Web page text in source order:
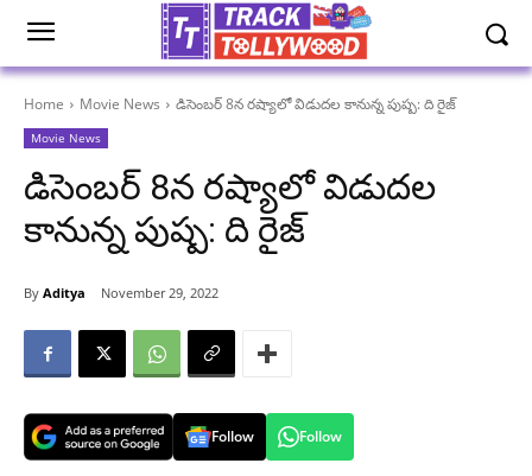
Home Movie News డిసెంబర్ 8న రష్యాలో విడుదల కానున్న పుష్ప: ది రైజ్
Movie News
డిసెంబర్ 8న రష్యాలో విడుదల
కానున్న పుష్ప: ది రైజ్
By Aditya November 29, 2022
Follow Follow